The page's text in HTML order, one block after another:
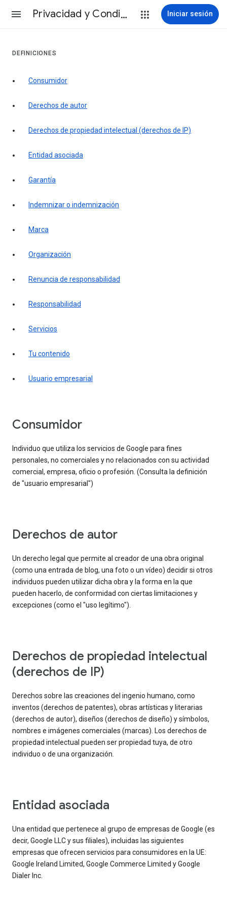
Privacidad y Condiciones Iniciar sesión
DEFINICIONES
consumidor
derechos de autor
derechos de propiedad intelectual (derechos de IP)
entidad asociada
garantía
indemnizar o indemnización
marca
organización
renuncia de responsabilidad
responsabilidad
servicios
tu contenido
usuario empresarial
consumidor
Individuo que utiliza los servicios de Google para fines
personales, no comerciales y no relacionados con su actividad
comercial, empresa, oficio o profesión. (Consulta la definición
de "usuario empresarial")
derechos de autor
Un derecho legal que permite al creador de una obra original
(como una entrada de blog, una foto o un vídeo) decidir si otros
individuos pueden utilizar dicha obra y la forma en la que
pueden hacerlo, de conformidad con ciertas limitaciones y
excepciones (como el "uso legítimo").
derechos de propiedad intelectual
(derechos de IP)
Derechos sobre las creaciones del ingenio humano, como
inventos (derechos de patentes), obras artísticas y literarias
(derechos de autor), diseños (derechos de diseño) y símbolos,
nombres e imágenes comerciales (marcas). Los derechos de
propiedad intelectual pueden ser propiedad tuya, de otro
individuo o de una organización.
entidad asociada
Una entidad que pertenece al grupo de empresas de Google (es
decir, Google LLC y sus filiales), incluidas las siguientes
empresas que ofrecen servicios para consumidores en la UE:
Google Ireland Limited, Google Commerce Limited y Google
Dialer Inc.